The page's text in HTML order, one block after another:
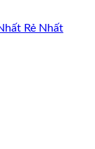
Rẻ Nhất